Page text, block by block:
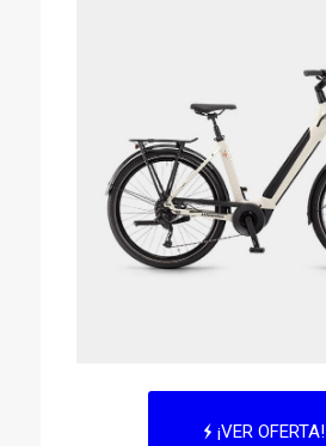
¡VER OFERTA!